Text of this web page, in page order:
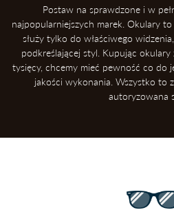
Postaw na sprawdzone i w
najpopularniejszych marek. Okulary
służy tylko do właściwego
podkreślającej styl. Kupując okulary
tysięcy, chcemy mieć pewność co do
jakości wykonania. Wszystko to
autoryzowana